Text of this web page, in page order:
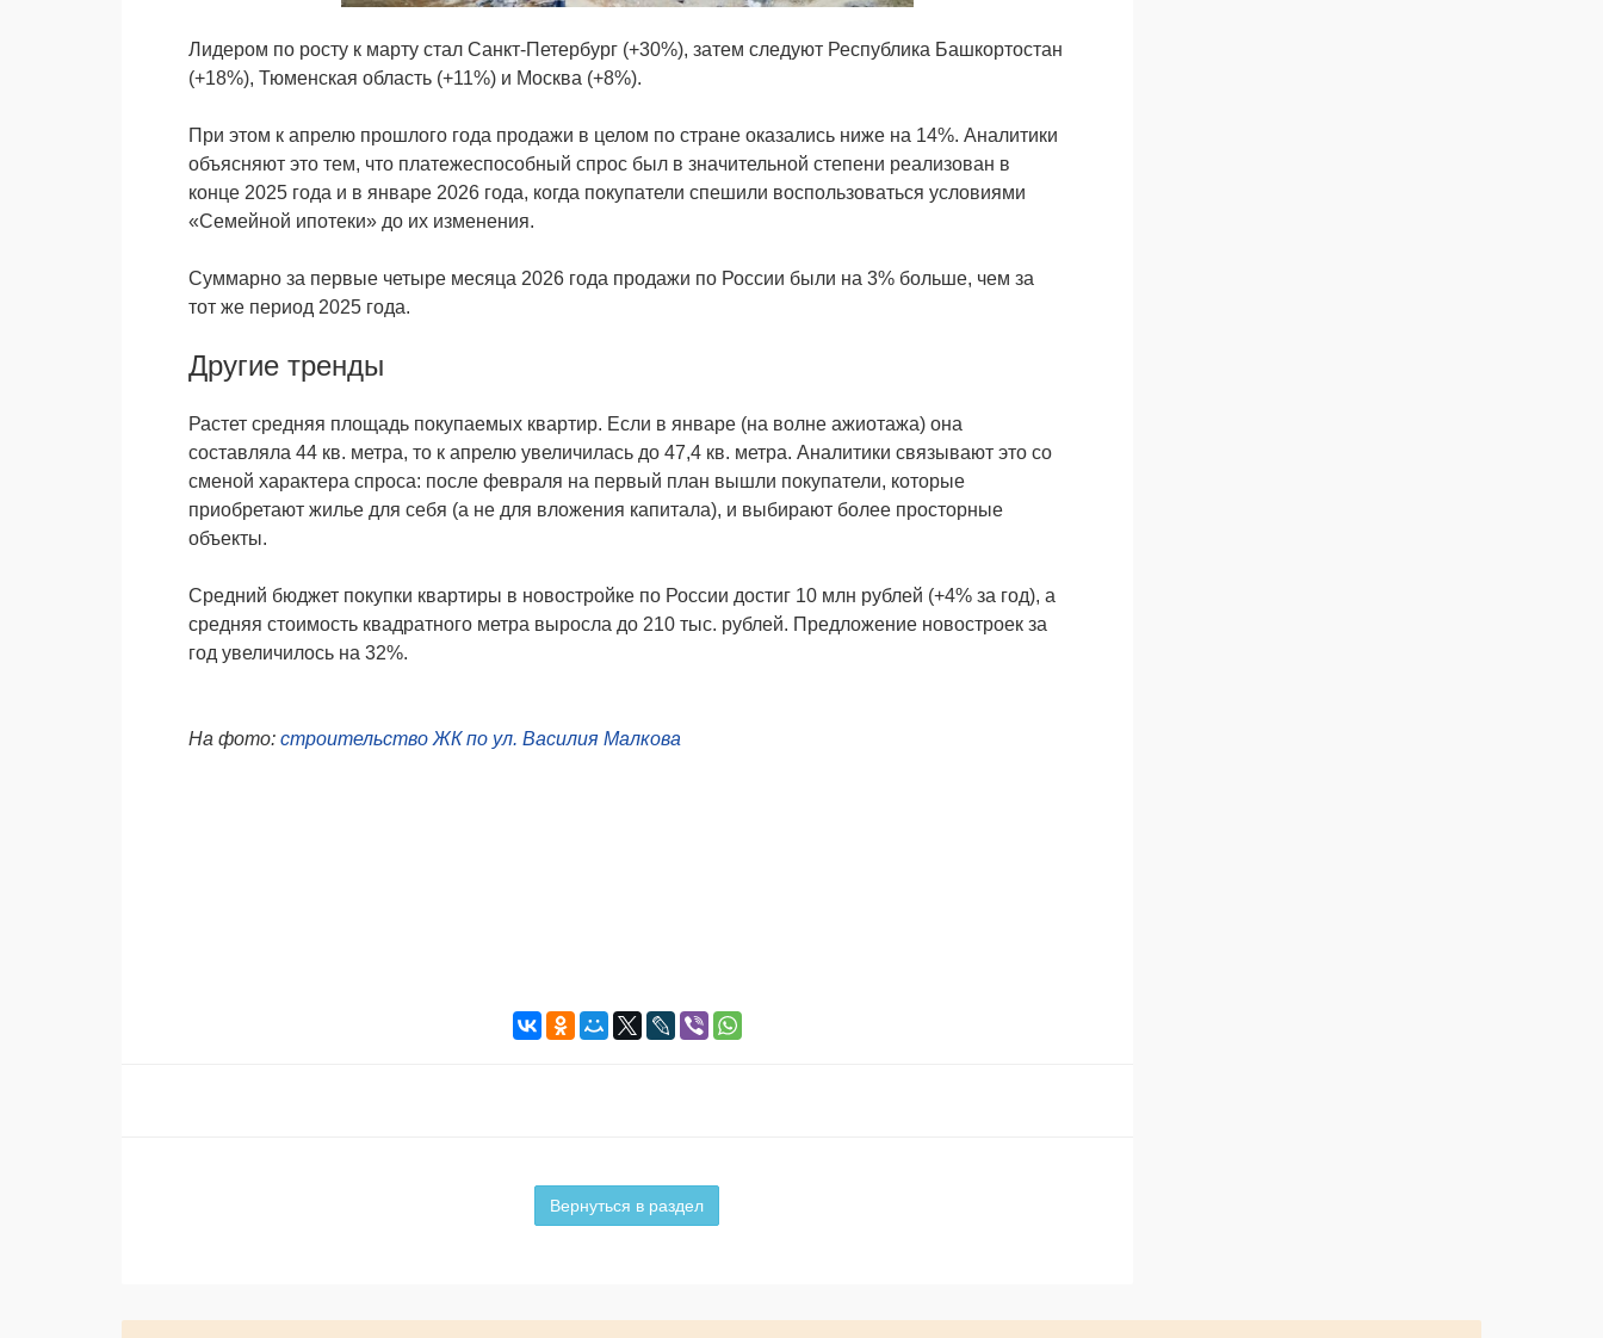
Лидером по росту к марту стал Санкт-Петербург (+30%), затем следуют Республика Башкортостан
(+18%), Тюменская область (+11%) и Москва (+8%).
При этом к апрелю прошлого года продажи в целом по стране оказались ниже на 14%. Аналитики
объясняют это тем, что платежеспособный спрос был в значительной степени реализован в
конце 2025 года и в январе 2026 года, когда покупатели спешили воспользоваться условиями
«Семейной ипотеки» до их изменения.
Суммарно за первые четыре месяца 2026 года продажи по России были на 3% больше, чем за
тот же период 2025 года.
Другие тренды
Растет средняя площадь покупаемых квартир. Если в январе (на волне ажиотажа) она
составляла 44 кв. метра, то к апрелю увеличилась до 47,4 кв. метра. Аналитики связывают это со
сменой характера спроса: после февраля на первый план вышли покупатели, которые
приобретают жилье для себя (а не для вложения капитала), и выбирают более просторные
объекты.
Средний бюджет покупки квартиры в новостройке по России достиг 10 млн рублей (+4% за год), а
средняя стоимость квадратного метра выросла до 210 тыс. рублей. Предложение новостроек за
год увеличилось на 32%.
На фото: строительство ЖК по ул. Василия Малкова
Вернуться в раздел